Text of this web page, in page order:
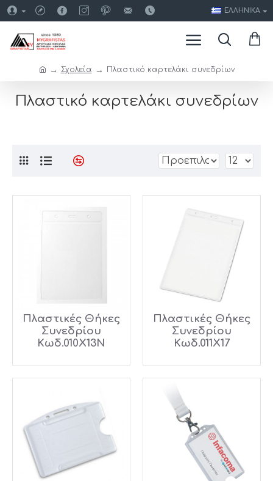
ΕΛΛΗΝΙΚΆ
Σχολεία Πλαστικό καρτελάκι συνεδρίων
Πλαστικό καρτελάκι συνεδρίων
Πλαστικές Θήκες
Συνεδρίου
Κωδ.010X13N
Πλαστικές Θήκες
Συνεδρίου
Κωδ.011X17